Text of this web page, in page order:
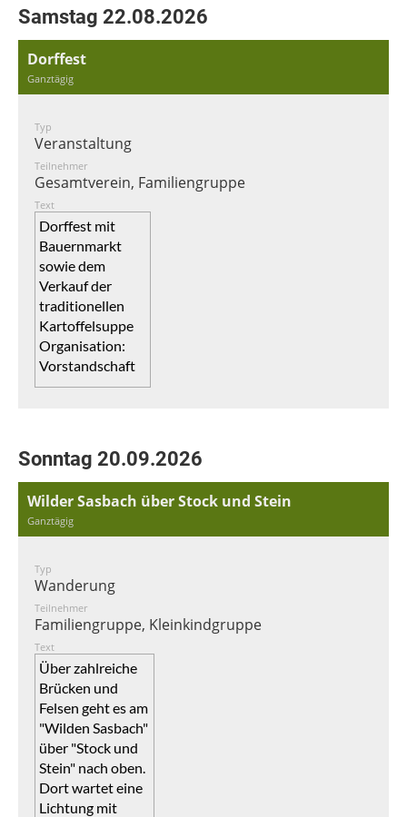
Samstag 22.08.2026
Dorffest
Ganztägig
Typ
Veranstaltung
Teilnehmer
Gesamtverein, Familiengruppe
Text
Dorffest mit
Bauernmarkt
sowie dem
Verkauf der
traditionellen
Kartoffelsuppe
Organisation:
Vorstandschaft
Sonntag 20.09.2026
Wilder Sasbach über Stock und Stein
Ganztägig
Typ
Wanderung
Teilnehmer
Familiengruppe, Kleinkindgruppe
Text
Über zahlreiche
Brücken und
Felsen geht es am
"Wilden Sasbach"
über "Stock und
Stein" nach oben.
Dort wartet eine
Lichtung mit